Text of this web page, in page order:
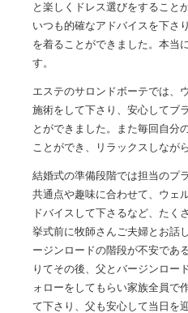
と楽しくドレス選びをすること
いつも的確なアドバイスを下さ
を着ることができました。本当
す。
エステのサロンドボーテでは、
施術をして下さり、安心してブ
とができました。また毎回自分
ことができ、リラックスしなが
結婚式の準備段階では担当のプ
共通点や趣味に合わせて、ウェ
ドバイスして下さるなど、たく
挙式前に牧師さんご夫婦とお話
ージンロードの階段が不安であ
りてその後、父とバージンロー
ォローをしてもらい家族全員で
て下さり、父も安心して当日を